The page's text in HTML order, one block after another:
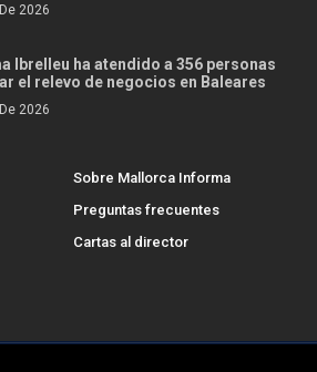
2026
Ibrelleu ha atendido a 356 personas
el relevo de negocios en Baleares
2026
Sobre Mallorca Informa
Preguntas frecuentes
Cartas al director